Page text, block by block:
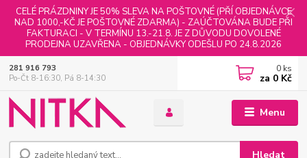
CELÉ PRÁZDNINY JE 50% SLEVA NA POŠTOVNÉ (PŘÍ OBJEDNÁVCE
NAD 1000,-KČ JE POŠTOVNÉ ZDARMA) - ZAÚČTOVÁNA BUDE PŘI
FAKTURACI - V TERMÍNU 13.-21.8. JE Z DŮVODU DOVOLENÉ
PRODEJNA UZAVŘENA - OBJEDNÁVKY ODEŠLU PO 24.8.2026
Menu
Hledat
281 916 793
Po-Čt 8-16:30, Pá 8-14:30
0 ks
za 0 Kč